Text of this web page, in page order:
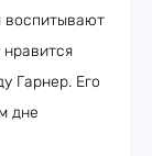
воспитывают
Гарнер. Его
дне